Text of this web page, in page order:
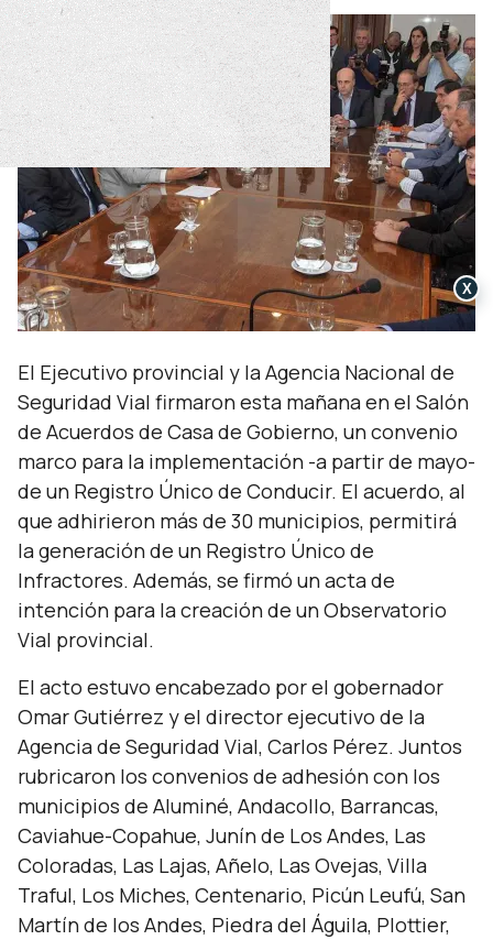
El Ejecutivo provincial y la Agencia Nacional de
Seguridad Vial firmaron esta mañana en el Salón
de Acuerdos de Casa de Gobierno, un convenio
marco para la implementación -a partir de mayo-
de un Registro Único de Conducir. El acuerdo, al
que adhirieron más de 30 municipios, permitirá
la generación de un Registro Único de
Infractores. Además, se firmó un acta de
intención para la creación de un Observatorio
Vial provincial.
El acto estuvo encabezado por el gobernador
Omar Gutiérrez y el director ejecutivo de la
Agencia de Seguridad Vial, Carlos Pérez. Juntos
rubricaron los convenios de adhesión con los
municipios de Aluminé, Andacollo, Barrancas,
Caviahue-Copahue, Junín de Los Andes, Las
Coloradas, Las Lajas, Añelo, Las Ovejas, Villa
Traful, Los Miches, Centenario, Picún Leufú, San
Martín de los Andes, Piedra del Águila, Plottier,
X